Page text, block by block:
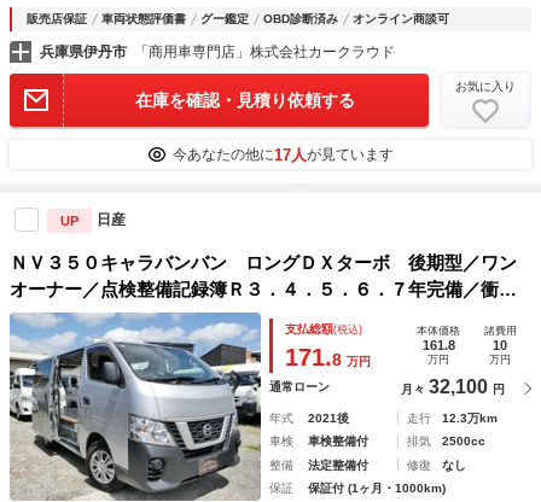
販売店保証 車両状態評価書 グー鑑定 OBD診断済み オンライン商談可
兵庫県伊丹市 「商用車専門店」株式会社カークラウド
在庫を確認・見積り依頼する
お気に入り
今あなたの他に17人が見ています
UP 日産
ＮＶ３５０キャラバンバン ロングＤＸターボ 後期型／ワン
オーナー／点検整備記録簿Ｒ３．４．５．６．７年完備／衝突
軽減エマブレ／荷室純正木板フルフラット／乗車定員６人乗り
／両側スライド５Ｄ／リアプライバシーガラス／ドラレコ／Ｅ
ＴＣ／小型貨物４ナン
支払総額(税込)
171.8 万円
本体価格
161.8
万円
諸費用
10
万円
通常ローン 月々 32,100 円
年式 2021後 走行
12.3万km
車検
車検整備付 排気
2500cc
整備
法定整備付 修復
なし
保証
保証付 (1ヶ月・1000km)